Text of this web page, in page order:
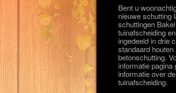
Bent u
nieuwe schutting
schuttingen
tuinafscheiding
ingedeeld in drie
standaard
betonschutting.
informatie
informatie over
tuinafscheiding.